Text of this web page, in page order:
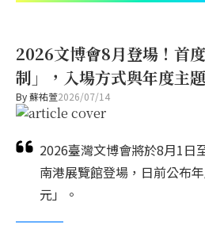
2026文博會8月登場！首
制」，入場方式與年度主
By蘇祐萱2026/07/14
2026臺灣文博會將於8月1日
南港展覽館登場，日前公布
元」。